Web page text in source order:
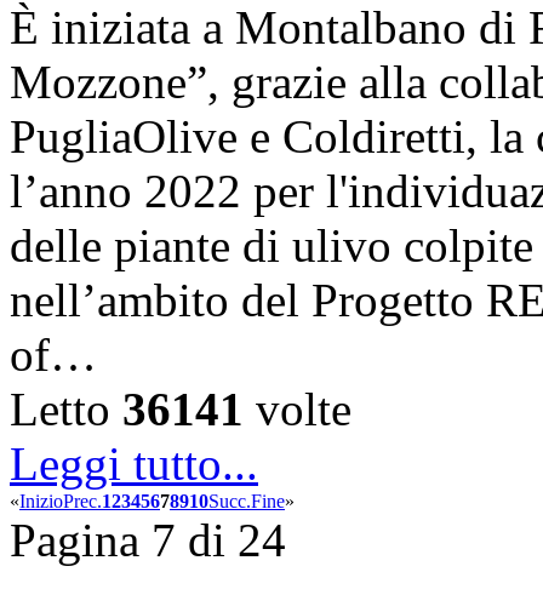
È iniziata a Montalbano di
Mozzone”, grazie alla
PugliaOlive e Coldiretti, la
l’anno 2022 per
delle piante di ulivo
nell’ambito del Progetto
of…
Letto 36141 volte
Leggi tutto...
«InizioPrec.12345678910Succ.Fine»
Pagina 7 di 24